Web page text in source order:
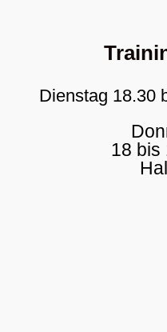
Dienstag 18.30
18 bis